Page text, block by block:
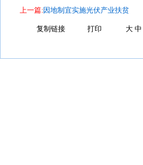
上一篇:因地制宜实施光伏产业扶贫
复制链接 打印 大 中